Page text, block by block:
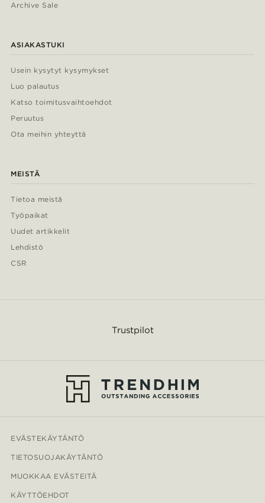
Archive Sale
ASIAKASTUKI
Usein kysytyt kysymykset
Luo palautus
Katso toimitusvaihtoehdot
Peruutus
Ota meihin yhteyttä
MEISTÄ
Tietoa meistä
Työpaikat
Uudet artikkelit
Lehdistö
CSR
Trustpilot
EVÄSTEKÄYTÄNTÖ
TIETOSUOJAKÄYTÄNTÖ
MUOKKAA EVÄSTEITÄ
KÄYTTÖEHDOT